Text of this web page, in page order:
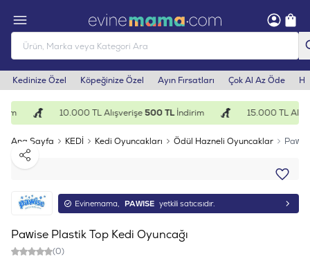
Kedinize Özel Köpeğinize Özel Ayın Fırsatları Çok Al Az Öde
10.000 TL Alışverişe500 TLİndirim 15.000 TL
Ana Sayfa KEDİ Kedi Oyuncakları Ödül Hazneli Oyuncaklar
Paylaş
Evinemama, PAWISE yetkili satıcısıdır.
Pawise Plastik Top Kedi Oyuncağı
(0)